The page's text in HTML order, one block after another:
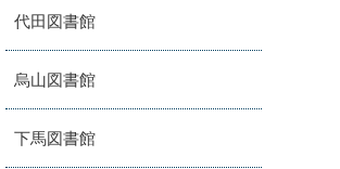
代田図書館
烏山図書館
下馬図書館